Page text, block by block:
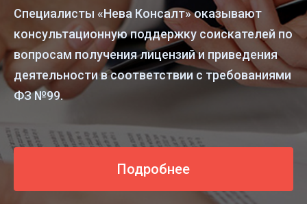
Специалисты «Нева Консалт» оказывают
консультационную поддержку соискателей по
вопросам получения лицензий и приведения
деятельности в соответствии с требованиями
ФЗ №99.
Подробнее